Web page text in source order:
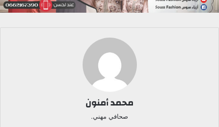
محمد أمنون
صحافي مهني.